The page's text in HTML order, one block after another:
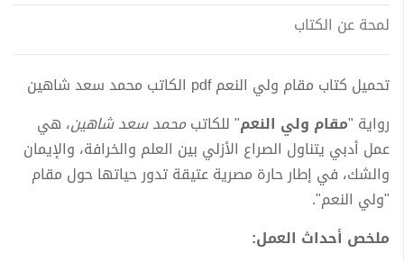
لمحة عن الكتاب
تحميل كتاب مقام ولي النعم pdf الكاتب محمد سعد شاهين
رواية "مقام ولي النعم" للكاتبمحمد سعد شاهين، هي
عمل أدبي يتناول الصراع الأزلي بين العلم والخرافة، والإيمان
والشك، في إطار حارة مصرية عتيقة تدور حياتها حول مقام
"ولي النعم".
ملخص أحداث العمل: